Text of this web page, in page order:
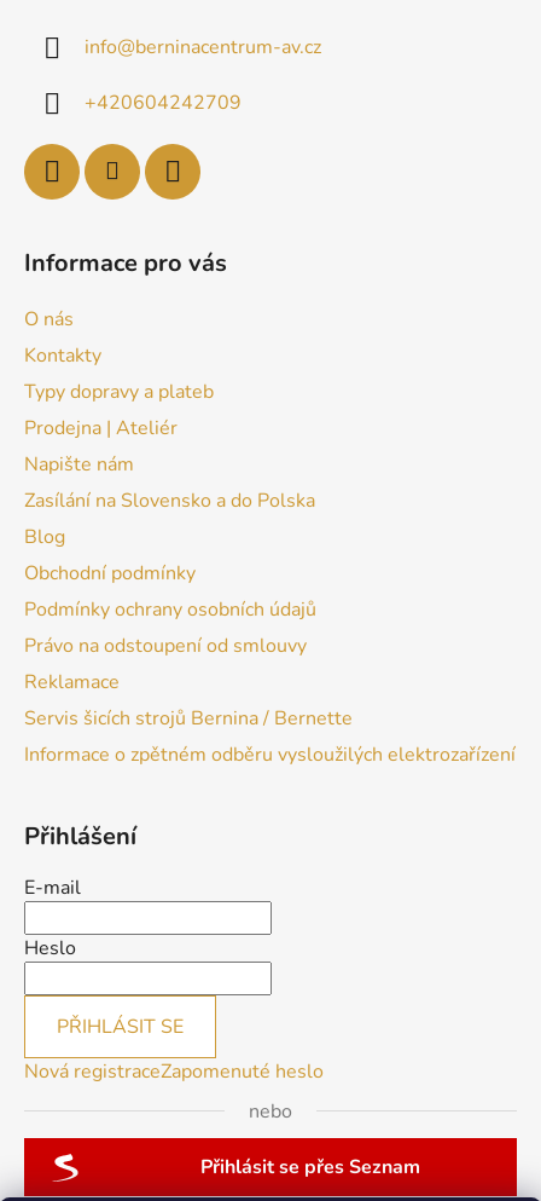
info@berninacentrum-av.cz
+420604242709
Informace pro vás
O nás
Kontakty
Typy dopravy a plateb
Prodejna | Ateliér
Napište nám
Zasílání na Slovensko a do Polska
Blog
Obchodní podmínky
Podmínky ochrany osobních údajů
Právo na odstoupení od smlouvy
Reklamace
Servis šicích strojů Bernina / Bernette
Informace o zpětném odběru vysloužilých elektrozařízení
Přihlášení
E-mail
Heslo
PŘIHLÁSIT SE
Nová registraceZapomenuté heslo
nebo
Přihlásit se přes Seznam